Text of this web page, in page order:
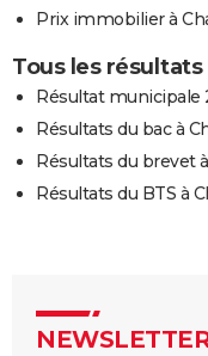
Prix immobilier à
Tous les
Résultat municipale
Résultats du bac à
Résultats du brevet
Résultats du BTS à